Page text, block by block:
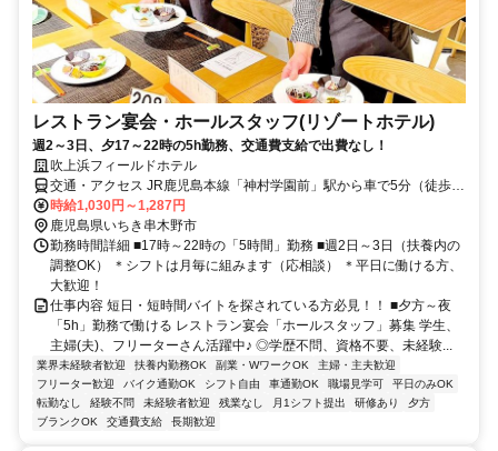
レストラン宴会・ホールスタッフ(リゾートホテル)
週2～3日、夕17～22時の5h勤務、交通費支給で出費なし！
吹上浜フィールドホテル
交通・アクセス JR鹿児島本線「神村学園前」駅から車で5分（徒歩
15分）
時給1,030円～1,287円
鹿児島県いちき串木野市
勤務時間詳細 ■17時～22時の「5時間」勤務 ■週2日～3日（扶養内の
調整OK） ＊シフトは月毎に組みます（応相談） ＊平日に働ける方、
大歓迎！
仕事内容 短日・短時間バイトを探されている方必見！！ ■夕方～夜
「5h」勤務で働ける レストラン宴会「ホールスタッフ」募集 学生、
主婦(夫)、フリーターさん活躍中♪ ◎学歴不問、資格不要、未経験...
業界未経験者歓迎 扶養内勤務OK 副業・WワークOK
主婦・主夫歓迎
フリーター歓迎
バイク通勤OK シフト自由 車通勤OK 職場見学可
平日のみOK
転勤なし
経験不問 未経験者歓迎 残業なし 月1シフト提出 研修あり
夕方
ブランクOK
交通費支給 長期歓迎